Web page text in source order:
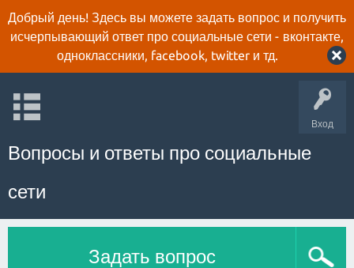
Добрый день! Здесь вы можете задать вопрос и получить
исчерпывающий ответ про социальные сети - вконтакте,
одноклассники, facebook, twitter и тд.
Вход
Вопросы и ответы про социальные
сети
Задать вопрос